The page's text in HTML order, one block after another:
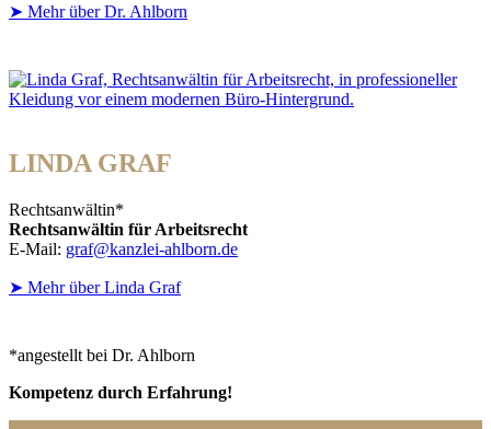
➤ Mehr über Dr. Ahlborn
LINDA GRAF
Rechtsanwältin*
Rechtsanwältin für Arbeitsrecht
E-Mail: graf@kanzlei-ahlborn.de
➤ Mehr über Linda Graf
*angestellt bei Dr. Ahlborn
Kompetenz durch Erfahrung!